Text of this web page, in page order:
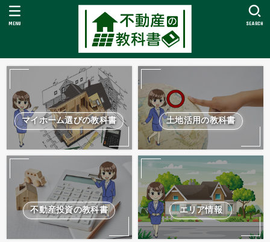
SEARCH
MENU
マイホーム選びの教科書 土地活用の教科書
不動産投資の教科書 エリア情報